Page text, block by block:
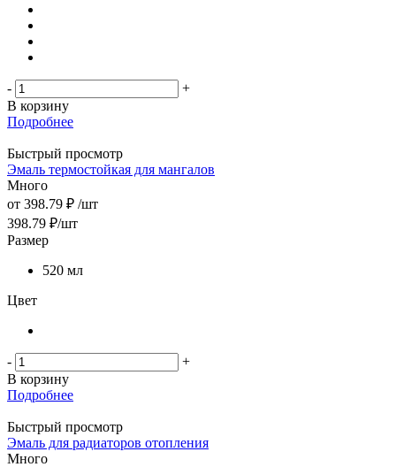
-
+
В корзину
Подробнее
Быстрый просмотр
Эмаль термостойкая для мангалов
Много
от 398.79 ₽ /шт
398.79 ₽/шт
Размер
520 мл
Цвет
-
+
В корзину
Подробнее
Быстрый просмотр
Эмаль для радиаторов отопления
Много